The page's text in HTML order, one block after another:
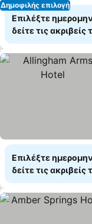
Δημοφιλής επιλογή
Επιλέξτε
δείτε τις ακριβείς
Επιλέξτε
δείτε τις ακριβείς